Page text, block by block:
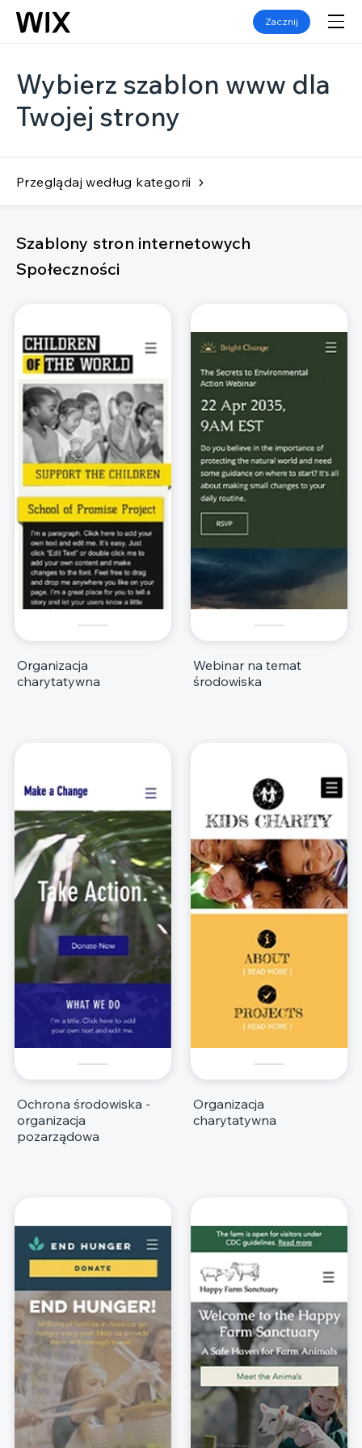
Zacznij
Wybierz szablon www dla
Twojej strony
Przeglądaj według kategorii
Szablony stron internetowych
Społeczności
Organizacja
charytatywna
Webinar na temat
środowiska
Ochrona środowiska -
organizacja
pozarządowa
Organizacja
charytatywna